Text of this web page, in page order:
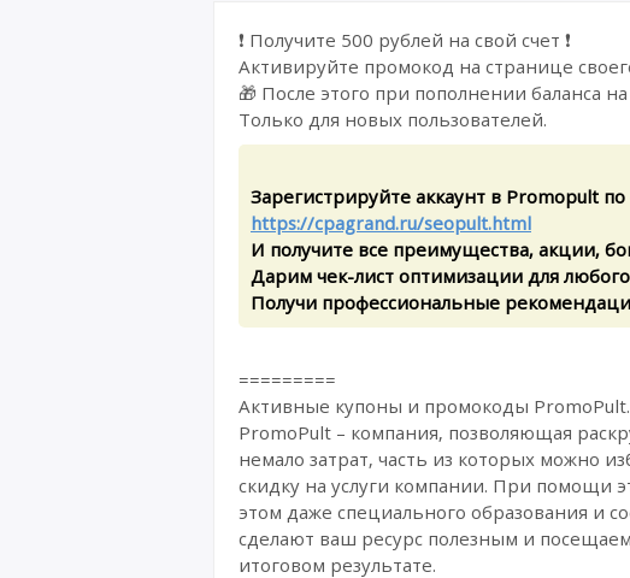
❗ Получите 500 рублей на свой счет ❗
Активируйте промокод на странице
🎁 После этого при пополнении баланса
Только для новых пользователей.
Зарегистрируйте аккаунт в Promopult по
https://cpagrand.ru/seopult.html
И получите все преимущества, акции,
Дарим чек-лист оптимизации для любого
Получи профессиональные
=========
Активные купоны и промокоды PromoPult.
PromoPult – компания, позволяющая
немало затрат, часть из которых можно
скидку на услуги компании. При помощи
этом даже специального образования и
сделают ваш ресурс полезным и
итоговом результате.